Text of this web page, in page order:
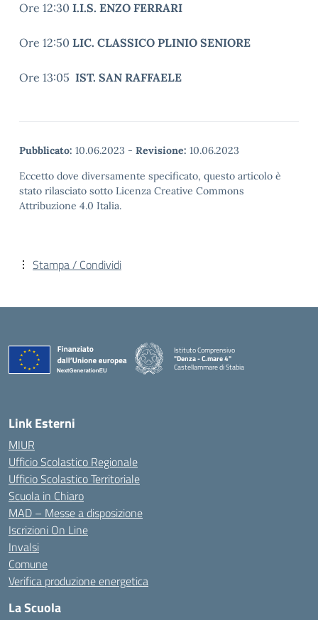
Ore 12:30 I.I.S. ENZO FERRARI
Ore 12:50 LIC. CLASSICO PLINIO SENIORE
Ore 13:05 IST. SAN RAFFAELE
Pubblicato: 10.06.2023 - Revisione: 10.06.2023
Eccetto dove diversamente specificato, questo articolo è
stato rilasciato sotto Licenza Creative Commons
Attribuzione 4.0 Italia.
Stampa / Condividi
Istituto Comprensivo
"Denza - C.mare 4"
Castellammare di Stabia
Link Esterni
MIUR
Ufficio Scolastico Regionale
Ufficio Scolastico Territoriale
Scuola in Chiaro
MAD – Messe a disposizione
Iscrizioni On Line
Invalsi
Comune
Verifica produzione energetica
La Scuola